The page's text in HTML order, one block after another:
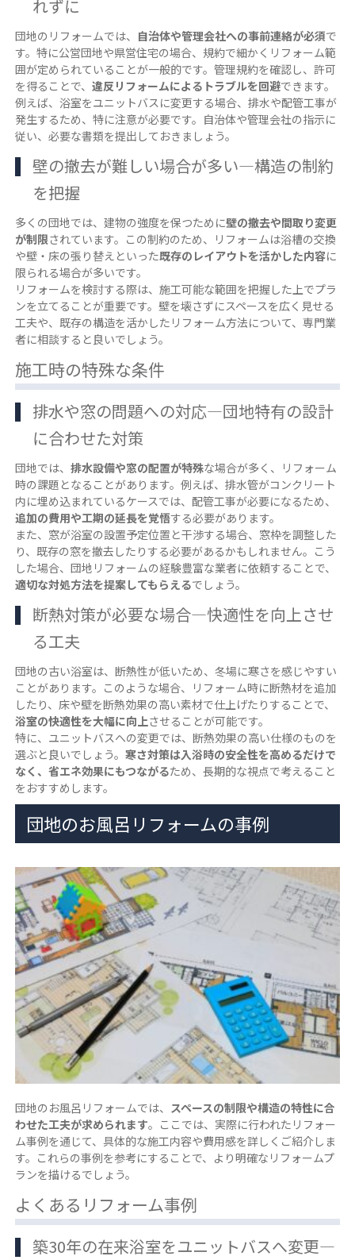
れずに
団地のリフォームでは、 自治体や管理会社への事前連絡が必須で
す。特に公営団地や県営住宅の場合、規約で細かくリフォーム範
囲が定められていることが一般的です。管理規約を確認し、許可
を得ることで、 違反リフォームによるトラブルを回避できます。
例えば、浴室をユニットバスに変更する場合、排水や配管工事が
発生するため、特に注意が必要です。自治体や管理会社の指示に
従い、必要な書類を提出しておきましょう。
壁の撤去が難しい場合が多い―構造の制約
を把握
多くの団地では、建物の強度を保つために壁の撤去や間取り変更
が制限されています。この制約のため、リフォームは浴槽の交換
や壁・床の張り替えといった既存のレイアウトを活かした内容に
限られる場合が多いです。
リフォームを検討する際は、施工可能な範囲を把握した上でプラ
ンを立てることが重要です。壁を壊さずにスペースを広く見せる
工夫や、既存の構造を活かしたリフォーム方法について、専門業
者に相談すると良いでしょう。
施工時の特殊な条件
排水や窓の問題への対応―団地特有の設計
に合わせた対策
団地では、 排水設備や窓の配置が特殊な場合が多く、リフォーム
時の課題となることがあります。例えば、排水管がコンクリート
内に埋め込まれているケースでは、配管工事が必要になるため、
追加の費用や工期の延長を覚悟する必要があります。
また、窓が浴室の設置予定位置と干渉する場合、窓枠を調整した
り、既存の窓を撤去したりする必要があるかもしれません。こう
した場合、団地リフォームの経験豊富な業者に依頼することで、
適切な対処方法を提案してもらえるでしょう。
断熱対策が必要な場合―快適性を向上させ
る工夫
団地の古い浴室は、断熱性が低いため、冬場に寒さを感じやすい
ことがあります。このような場合、リフォーム時に断熱材を追加
したり、床や壁を断熱効果の高い素材で仕上げたりすることで、
浴室の快適性を大幅に向上させることが可能です。
特に、ユニットバスへの変更では、断熱効果の高い仕様のものを
選ぶと良いでしょう。 寒さ対策は入浴時の安全性を高めるだけで
なく、省エネ効果にもつながるため、長期的な視点で考えること
をおすすめします。
団地のお風呂リフォームの事例
団地のお風呂リフォームでは、 スペースの制限や構造の特性に合
わせた工夫が求められます。ここでは、実際に行われたリフォー
ム事例を通じて、具体的な施工内容や費用感を詳しくご紹介しま
す。これらの事例を参考にすることで、より明確なリフォームプ
ランを描けるでしょう。
よくあるリフォーム事例
築30年の在来浴室をユニットバスへ変更―